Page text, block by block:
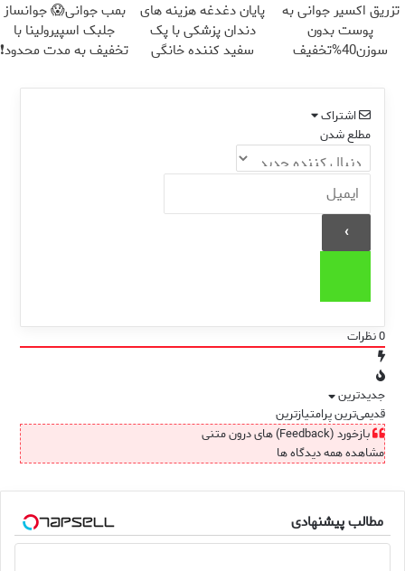
تزریق اکسیر جوانی به
پوست بدون
سوزن40%تخفیف
پایان دغدغه هزینه های
دندان پزشکی با پک
سفید کننده خانگی
بمب جوانی😱 جوانساز
جلبک اسپیرولینا با
تخفیف به مدت محدود❗
اشتراک
مطلع شدن
0نظرات
جدیدترین
قدیمی‌ترینپرامتیازترین
بازخورد (Feedback) های درون متنی
مشاهده همه دیدگاه ها
مطالب پیشنهادی